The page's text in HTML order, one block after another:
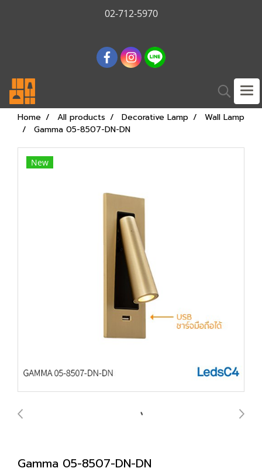
02-712-5970
Home All products Decorative Lamp
Wall Lamp
Gamma 05-8507-DN-DN
New
Gamma 05-8507-DN-DN